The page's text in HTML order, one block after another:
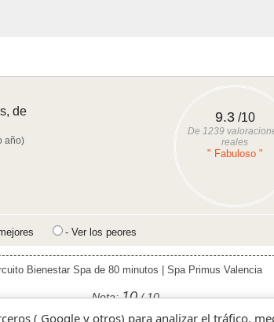
de
año)
9.3/10
De 1239
reales
" Fabuloso "
- Ver los peores
Bienestar Spa de 80 minutos | Spa Primus Valencia
Nota:10/ 10
( Google y otros) para analizar el tráfico,